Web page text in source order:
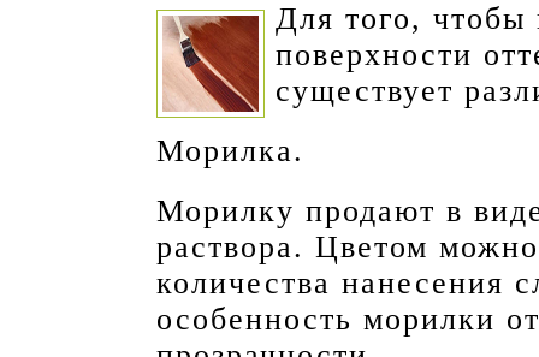
Для того, чтобы
поверхности
существует
Морилка.
Морилку продают в
раствора. Цветом
количества нанесения
особенность морилки